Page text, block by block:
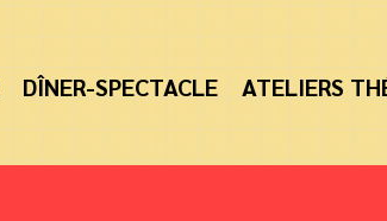
DÎNER-SPECTACLE ATELIERS